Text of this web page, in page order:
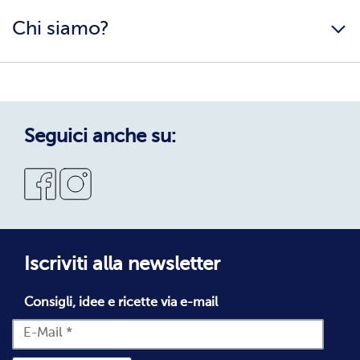
Informazioni e download
Condizioni generali
Cookie Policy
Chi siamo?
Nuovo cliente bofrost*
Seguici anche su:
Iscriviti alla newsletter
Consigli, idee e ricette via e-mail